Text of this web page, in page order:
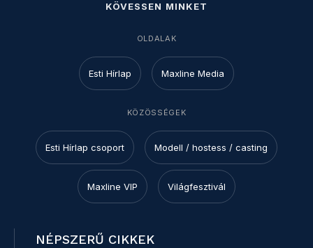
KÖVESSEN MINKET
OLDALAK
Esti Hírlap Maxline Media
KÖZÖSSÉGEK
Esti Hírlap csoport Modell / hostess / casting
Maxline VIP Világfesztivál
NÉPSZERŰ CIKKEK